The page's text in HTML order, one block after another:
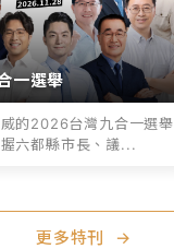
一選舉
的2026台灣九合一選舉
六都縣市長、議...
更多特刊 →